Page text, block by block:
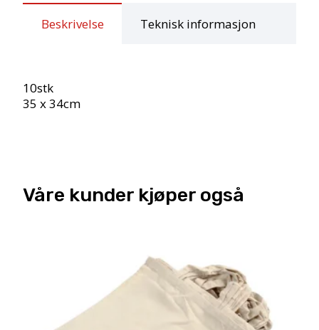
Beskrivelse Teknisk informasjon
10stk
35 x 34cm
Våre kunder kjøper også